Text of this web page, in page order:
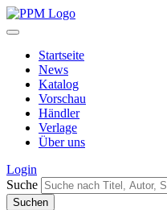
Startseite
News
Katalog
Vorschau
Händler
Verlage
Über uns
Login
Suche